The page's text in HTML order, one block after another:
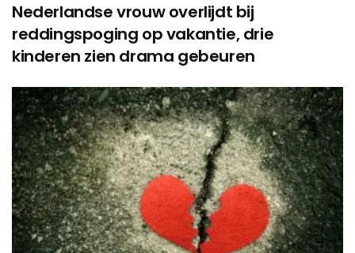
Nederlandse vrouw overlijdt bij
reddingspoging op vakantie, drie
kinderen zien drama gebeuren